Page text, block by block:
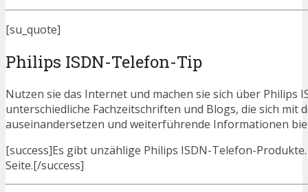
[su_quote]
Philips ISDN-Telefon-Tip
Nutzen sie das Internet und machen sie sich über Philips
unterschiedliche Fachzeitschriften und Blogs, die sich
auseinandersetzen und weiterführende Informationen
[success]Es gibt unzählige Philips ISDN-Telefon-
Seite.[/success]